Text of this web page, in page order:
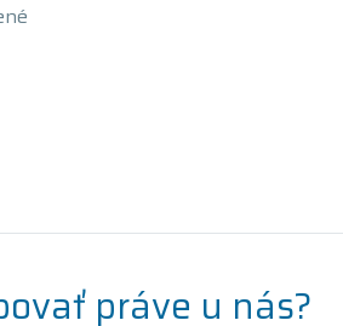
práve u nás?